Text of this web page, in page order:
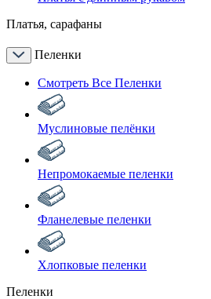
Платья, сарафаны
Пеленки
Смотреть Все Пеленки
Муслиновые пелёнки
Непромокаемые пеленки
Фланелевые пеленки
Хлопковые пеленки
Пеленки